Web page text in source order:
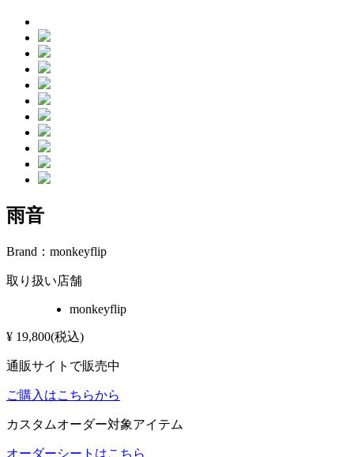
雨音
Brand： monkeyflip
取り扱い店舗
monkeyflip
¥ 19,800(税込)
通販サイトで販売中
ご購入はこちらから
カスタムオーダー対象アイテム
オーダーシートはこちら